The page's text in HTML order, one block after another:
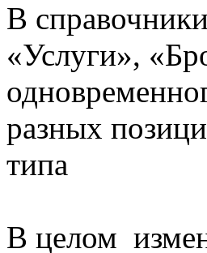
В
«Услуги»,
разных
типа
В целом